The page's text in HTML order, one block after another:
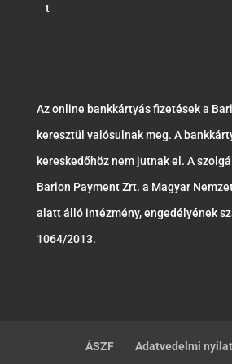
t
Az online bankkártyás fizetések a
keresztül valósulnak meg. A
kereskedőhöz nem jutnak el. A
Barion Payment Zrt. a Magyar
alatt álló intézmény, engedélyének
1064/2013.
ÁSZF Adatvedelmi